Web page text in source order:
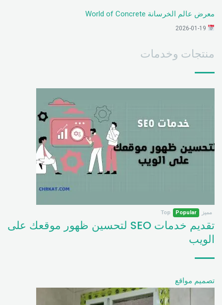
معرض عالم الخرسانة World of Concrete
منتجات وخدمات
مميز Popular
Top
تقديم خدمات SEO لتحسين ظهور موقعك على
الويب
تصميم مواقع